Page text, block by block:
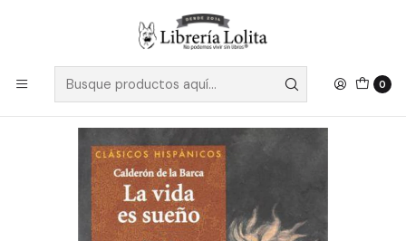
0
Despacho a todo Chile